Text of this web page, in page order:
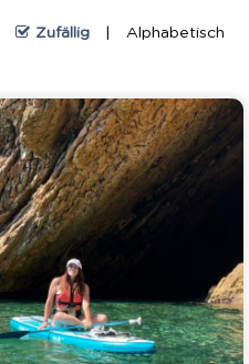
Zufällig Alphabetisch